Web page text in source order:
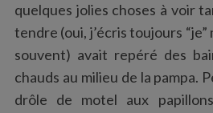
quelques jolies choses à voir
tendre (oui, j’écris toujours “je”
souvent) avait repéré des
chauds au milieu de la pampa.
drôle de motel aux